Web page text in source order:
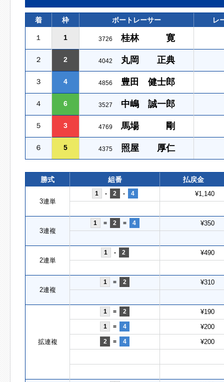
着 枠 ボートレーサー レ
１ 1 3726 桂林 寛
２ 2 4042 丸岡 正典
３ 4 4856 豊田 健士郎
４ 6 3527 中嶋 誠一郎
５ 3 4769 馬場 剛
６ 5 4375 照屋 厚仁
勝式 組番 払戻金
3連単
1 - 2 - 4 ¥1,140
3連複
1 = 2 = 4 ¥350
2連単
1 - 2 ¥490
2連複
1 = 2 ¥310
拡連複
1 = 2 ¥190
1 = 4 ¥200
2 = 4 ¥200